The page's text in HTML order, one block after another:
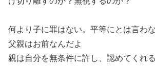
何より子に罪はない。平等にとは言わ
父親はお前なんだよ
親は自分を無条件に許し、認めてくれ